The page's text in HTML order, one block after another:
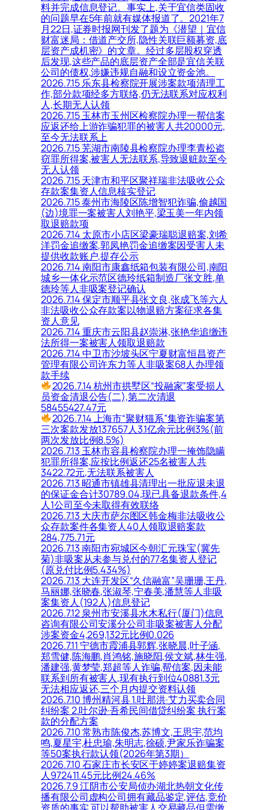
料并完成信息登记。事实上,关于宜信类固收
的问题早在5年前就有媒体报道了。2021年7
月22日,证券时报网刊发了题为《潜望｜宜信
财富迷局：借道产交所,隐性关联巨额募资,底
层资产成机密》的文章。经过多层股权穿透
后发现,这些产品的底层资产全部是宜信关联
公司的债权,涉嫌违规自融和设立资金池。
2026.7.15 乐东县检察院开展涉案款项清理工
作,部分款项经多方联络,仍无法联系对应权利
人,长期无人认领
2026.7.15 玉林市玉州区检察院办理一帮信案
应返还给上游诈骗犯罪的被害人共20000元,
至今无法联系上
2026.7.15 芜湖市南陵县检察院办理李青松盗
窃罪所得案,被害人无法联系,导致退赃款至今
无人认领
2026.7.15 天津市和平区聚祥瑞非法吸收公众
存款案集资人信息核实登记
2026.7.15 泰州市海陵区陈增智犯诈骗,偷越国
(边)境罪一案被害人刘艳平,梁玉美一年内领
取退赔款项
2026.7.14 太原市小店区梁豪瑞聪退赔案,刘希
洋罚金追缴案,郭凤艳罚金追缴案因受害人未
提供收款账户,提存公示
2026.7.14 南阳市康鑫纸箱包装有限公司,南阳
城乡一体化示范区德玲纸箱制造厂张文胜,单
德玲等人非吸案登记确认
2026.7.14 保定市顺平县张文良,张成飞等六人
非法吸收公众存款案以物退赔方案征求各集
资人意见
2026.7.14 重庆市云阳县赵崇淋,张艳华追缴违
法所得一案被害人领取退赔款
2026.7.14 中卫市沙坡头区宁夏财富恒昌资产
管理有限公司许东力等人非吸案68人办理领
款手续
2026.7.14 杭州市拱墅区“投融家”案受损人
员资金清退公告(二),第二次清退
58455427.47元
2026.7.14 上海市“聚财猫系”集资诈骗案第
三次案款发放137657人3.1亿余元比例3%(前
两次发放比例8.5%)
2026.7.13 玉林市容县检察院办理一掩饰隐瞒
犯罪所得案,应按比例返还25名被害人共
3422.72元,无法联系被害人
2026.7.13 昭通市镇雄县清理出一批应退未退
的保证金合计30789.04,现已具备退款条件,4
人1公司至今未取得有效联络
2026.7.13 大庆市萨尔图区韩金梅非法吸收公
众存款案件各集资人40人领取退赔案款
284,775.71元
2026.7.13 南阳市宛城区今朝汇元珠宝(冀先
菊)非吸案从未参与兑付的77名集资人登记
(原兑付比例5.434%)
2026.7.13 大连开发区“久信融富”吴珊珊,王丹,
马丽娜,张晓春,张淑琴,宁春美,潘慧等人非吸
案集资人(192人)信息登记
2026.7.12 泉州市安溪县水木私行(厦门)信息
咨询有限公司安溪分公司非吸案被害人分配
涉案资金4,269,132元比例0.026
2026.7.11 宁德市霞浦县郭辉,张晓晨,叶子涵,
郑雪健,陈海鹏,肖鸿铭,施晓阳,侯文斌,林生强,
潘建强,黄梦莹,郑超等人诈骗,帮信案,因未能
联系到所有被害人,现有执行到位40881.3元
无法相应返还,三个月内提交资料认领
2026.7.10 博州精河县 1.吐那洪·艾力买卖合同
纠纷案 2.吐尔逊·吾希民间借贷纠纷案 执行案
款的分配方案
2026.7.10 常熟市陈俊杰,苏博文,王思宇,范均
鸣,夏星宇,杜忠瑜,朱明志,徐硕,尹家乐诈骗案
等50案执行款认领(2026年第3期）
2026.7.10 石家庄市长安区于婷婷案退赔集资
人972411.45元比例24.46%
2026.7.9 江阴市公安局侦办湖北热朝文化传
播有限公司虚构公司拥有藏品鉴定,评估,竞价